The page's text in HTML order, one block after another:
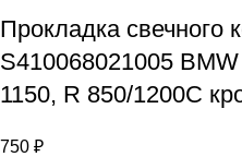
Прокладка свечного
S410068021005
1150, R 850/1200C
750 ₽